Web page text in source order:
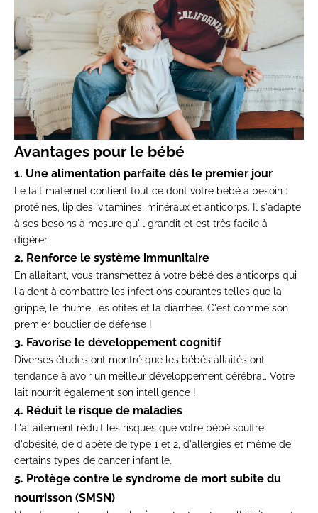
Avantages pour le bébé
1. Une alimentation parfaite dès le premier jour
Le lait maternel contient tout ce dont votre bébé a besoin :
protéines, lipides, vitamines, minéraux et anticorps. Il s'adapte
à ses besoins à mesure qu'il grandit et est très facile à
digérer.
2. Renforce le système immunitaire
En allaitant, vous transmettez à votre bébé des anticorps qui
l'aident à combattre les infections courantes telles que la
grippe, le rhume, les otites et la diarrhée. C'est comme son
premier bouclier de défense !
3. Favorise le développement cognitif
Diverses études ont montré que les bébés allaités ont
tendance à avoir un meilleur développement cérébral. Votre
lait nourrit également son intelligence !
4. Réduit le risque de maladies
L'allaitement réduit les risques que votre bébé souffre
d'obésité, de diabète de type 1 et 2, d'allergies et même de
certains types de cancer infantile.
5. Protège contre le syndrome de mort subite du
nourrisson (SMSN)